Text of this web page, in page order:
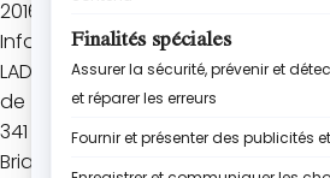
2016.
Informations relatives au
LADR est une société par actions
de 5000€, immatriculée sous le
341 00035 et dont le siège social est
Briand Villa Bella Donna 06190